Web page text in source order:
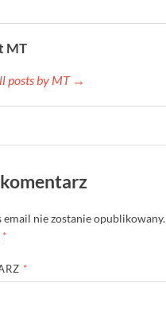
MT
posts by MT →
email nie zostanie opublikowany.
*
*